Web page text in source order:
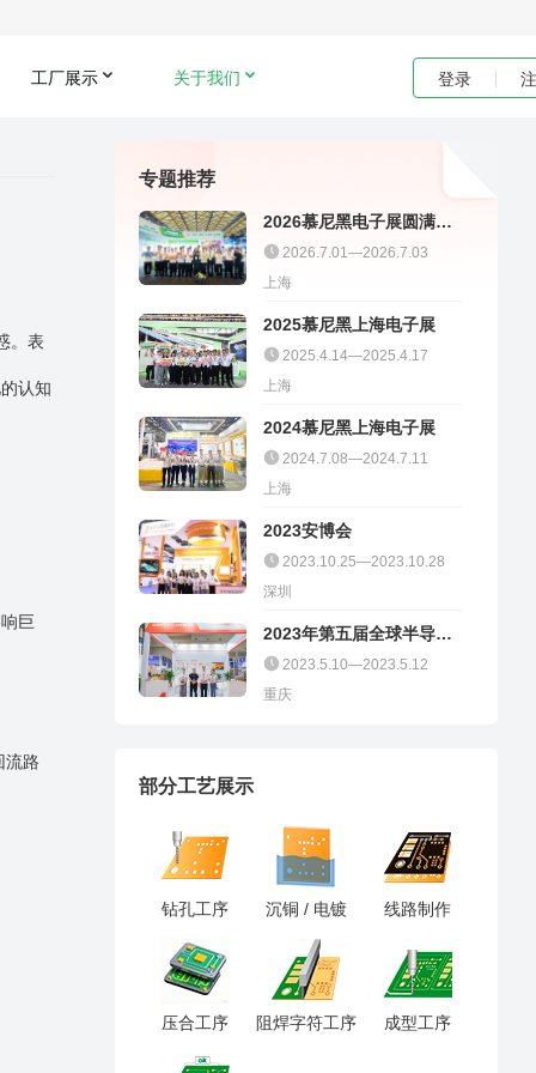
工厂展示 关于我们 登录
。表
认知
巨
流路
专题推荐
2026慕尼黑电子展圆满收
官｜聚多邦精彩不停
2026.7.01—2026.7.03
上海
2025慕尼黑上海电子展
2025.4.14—2025.4.17
上海
2024慕尼黑上海电子展
2024.7.08—2024.7.11
上海
2023安博会
2023.10.25—2023.10.28
深圳
2023年第五届全球半导体
产业（重庆）博览会
2023.5.10—2023.5.12
重庆
部分工艺展示
钻孔工序 沉铜 / 电镀 线路制作
压合工序 阻焊字符工序 成型工序